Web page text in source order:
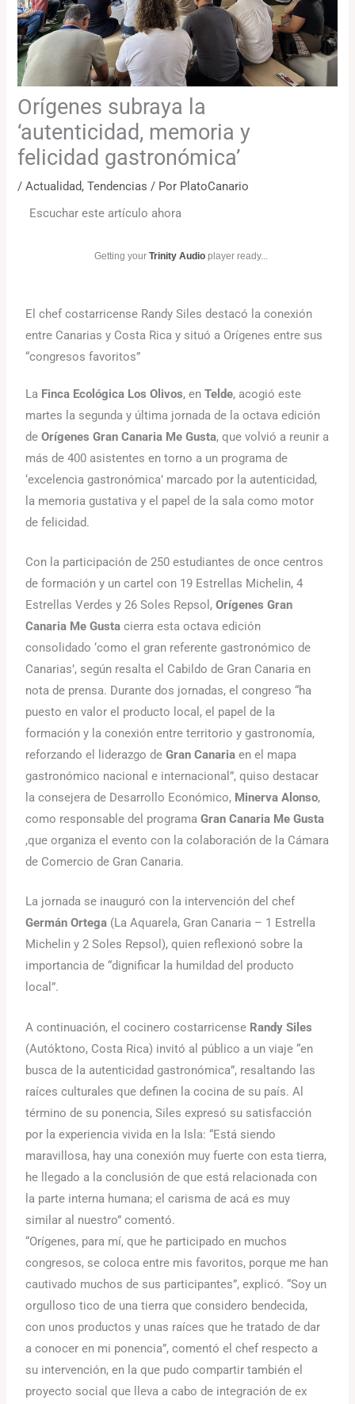
Orígenes subraya la
‘autenticidad, memoria y
felicidad gastronómica’
/Actualidad,Tendencias / Por PlatoCanario
Escuchar este artículo ahora
Getting yourTrinity Audio player ready...
El chef costarricense Randy Siles destacó la conexión
entre Canarias y Costa Rica y situó a Orígenes entre sus
“congresos favoritos”
La Finca Ecológica Los Olivos, enTelde, acogió este
martes la segunda y última jornada de la octava edición
deOrígenes Gran Canaria Me Gusta, que volvió a reunir a
más de 400 asistentes en torno a un programa de
‘excelencia gastronómica’ marcado por la autenticidad,
la memoria gustativa y el papel de la sala como motor
de felicidad.
Con la participación de 250 estudiantes de once centros
de formación y un cartel con 19 Estrellas Michelin, 4
Estrellas Verdes y 26 Soles Repsol,Orígenes Gran
Canaria Me Gusta cierra esta octava edición
consolidado ‘como el gran referente gastronómico de
Canarias’, según resalta el Cabildo de Gran Canaria en
nota de prensa. Durante dos jornadas, el congreso “ha
puesto en valor el producto local, el papel de la
formación y la conexión entre territorio y gastronomía,
reforzando el liderazgo deGran Canaria en el mapa
gastronómico nacional e internacional”, quiso destacar
la consejera de Desarrollo Económico, Minerva Alonso,
como responsable del programaGran Canaria Me Gusta
,que organiza el evento con la colaboración de la Cámara
de Comercio de Gran Canaria.
La jornada se inauguró con la intervención del chef
Germán Ortega (La Aquarela, Gran Canaria – 1 Estrella
Michelin y 2 Soles Repsol), quien reflexionó sobre la
importancia de “dignificar la humildad del producto
local”.
A continuación, el cocinero costarricense Randy Siles
(Autóktono, Costa Rica) invitó al público a un viaje “en
busca de la autenticidad gastronómica”, resaltando las
raíces culturales que definen la cocina de su país. Al
término de su ponencia, Siles expresó su satisfacción
por la experiencia vivida en la Isla: “Está siendo
maravillosa, hay una conexión muy fuerte con esta tierra,
he llegado a la conclusión de que está relacionada con
la parte interna humana; el carisma de acá es muy
similar al nuestro” comentó.
“Orígenes, para mí, que he participado en muchos
congresos, se coloca entre mis favoritos, porque me han
cautivado muchos de sus participantes”, explicó. “Soy un
orgulloso tico de una tierra que considero bendecida,
con unos productos y unas raíces que he tratado de dar
a conocer en mi ponencia”, comentó el chef respecto a
su intervención, en la que pudo compartir también el
proyecto social que lleva a cabo de integración de ex